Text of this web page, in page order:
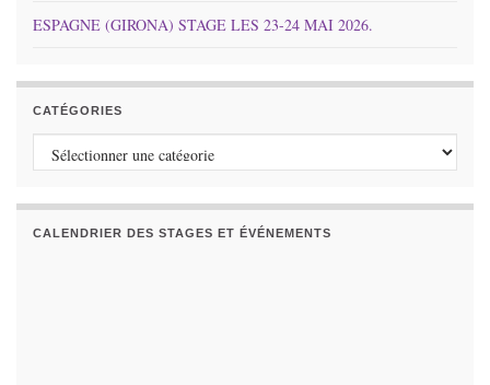
ESPAGNE (GIRONA) STAGE LES 23-24 MAI 2026.
CATÉGORIES
Catégories
CALENDRIER DES STAGES ET ÉVÉNEMENTS